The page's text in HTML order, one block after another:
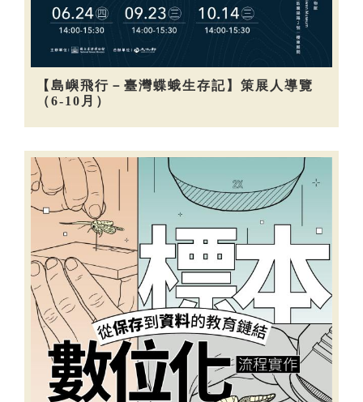
【島嶼飛行－臺灣蝶蛾生存記】策展人導覽
（6-10月）